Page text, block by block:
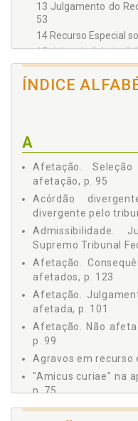
13 Julgamento do
53
14 Recurso Especial
15 Juízo de
p. 59
16 Ofensa Reflexa à
21 Exclusão de
no Tribunal de Origem,
22 Negativa de
23 Prazo para
Geral, p. 83
24 Súmula da Decisão
25 Multiplicidade de
p. 87
26 Seleção de
Origem, p. 91
27 Seleção de
28 Prazo para
29 Não Afetação e
30 Julgamento de
101
ÍNDICE
A
Afetação.
afetação, p. 95
Acórdão
divergente pelo
Admissibilidade.
Supremo Tribunal
Afetação.
afetados, p. 123
Afetação.
afetada, p. 101
Afetação. Não
p. 99
Agravos em recurso
"Amicus curiae" na
p. 75
"Amicus curiae".